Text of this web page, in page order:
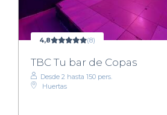
4,8 (8)
TBC Tu bar de Copas
Desde 2 hasta 150 pers.
Huertas